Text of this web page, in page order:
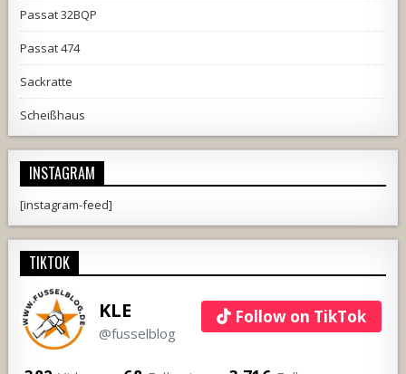
Passat 32BQP
Passat 474
Sackratte
Scheißhaus
INSTAGRAM
[instagram-feed]
TIKTOK
KLE
@fusselblog
Follow on TikTok